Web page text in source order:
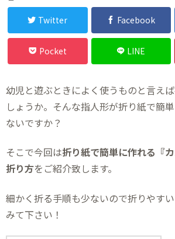
Twitter Facebook
Pocket LINE
幼児と遊ぶときによく使うものと言え
しょうか。そんな指人形が折り紙で簡
ないですか？
そこで今回は折り紙で簡単に作れる『
折り方をご紹介致します。
細かく折る手順も少ないので折りやす
みて下さい！